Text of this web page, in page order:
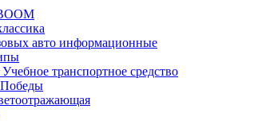
авто информационные
транспортное средство